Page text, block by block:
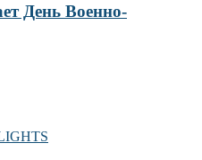
День Военно-